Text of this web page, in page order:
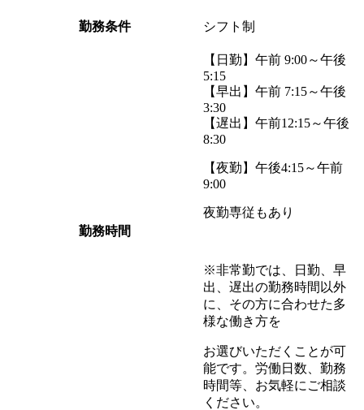
勤務条件 シフト制
勤務時間
【日勤】午前 9:00～午後
5:15
【早出】午前 7:15～午後
3:30
【遅出】午前12:15～午後
8:30
【夜勤】午後4:15～午前
9:00
夜勤専従もあり
※非常勤では、日勤、早
出、遅出の勤務時間以外
に、その方に合わせた多
様な働き方を
お選びいただくことが可
能です。労働日数、勤務
時間等、お気軽にご相談
ください。